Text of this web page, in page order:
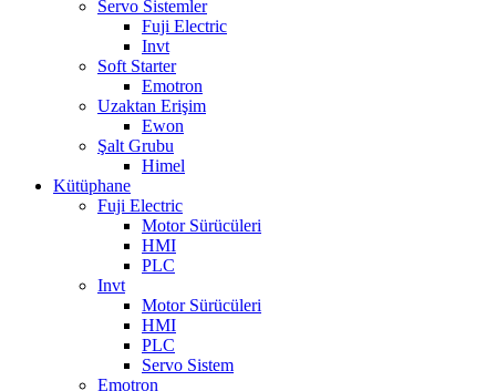
Servo Sistemler
Fuji Electric
Invt
Soft Starter
Emotron
Uzaktan Erişim
Ewon
Şalt Grubu
Himel
Kütüphane
Fuji Electric
Motor Sürücüleri
HMI
PLC
Invt
Motor Sürücüleri
HMI
PLC
Servo Sistem
Emotron